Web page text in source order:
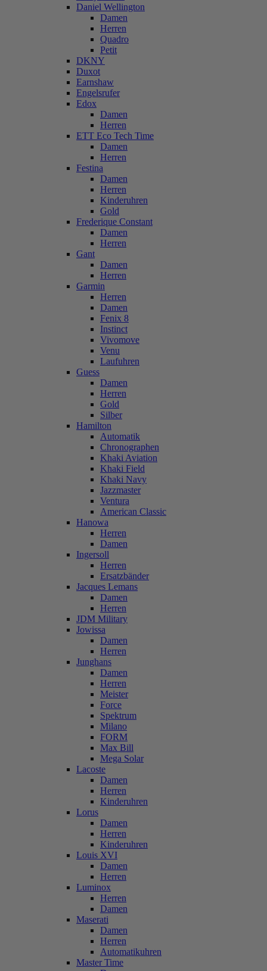
Daniel Wellington
Damen
Herren
Quadro
Petit
DKNY
Duxot
Earnshaw
Engelsrufer
Edox
Damen
Herren
ETT Eco Tech Time
Damen
Herren
Festina
Damen
Herren
Kinderuhren
Gold
Frederique Constant
Damen
Herren
Gant
Damen
Herren
Garmin
Herren
Damen
Fenix 8
Instinct
Vivomove
Venu
Laufuhren
Guess
Damen
Herren
Gold
Silber
Hamilton
Automatik
Chronographen
Khaki Aviation
Khaki Field
Khaki Navy
Jazzmaster
Ventura
American Classic
Hanowa
Herren
Damen
Ingersoll
Herren
Ersatzbänder
Jacques Lemans
Damen
Herren
JDM Military
Jowissa
Damen
Herren
Junghans
Damen
Herren
Meister
Force
Spektrum
Milano
FORM
Max Bill
Mega Solar
Lacoste
Damen
Herren
Kinderuhren
Lorus
Damen
Herren
Kinderuhren
Louis XVI
Damen
Herren
Luminox
Herren
Damen
Maserati
Damen
Herren
Automatikuhren
Master Time